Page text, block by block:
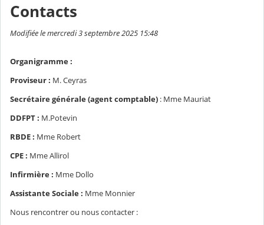
Contacts
Modifiée le mercredi 3 septembre 2025 15:48
Organigramme :
Proviseur : M. Ceyras
Secrétaire générale (agent comptable) : Mme Mauriat
DDFPT : M.Potevin
RBDE : Mme Robert
CPE : Mme Allirol
Infirmière : Mme Dollo
Assistante Sociale : Mme Monnier
Nous rencontrer ou nous contacter :